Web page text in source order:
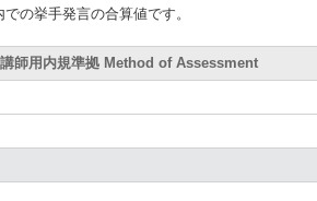
の挙手発言の合算値です。
講師用内規準拠 Method of Assessment